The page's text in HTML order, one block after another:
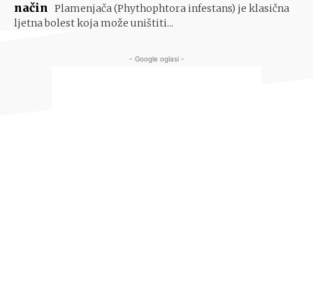
način Plamenjača (Phythophtora infestans) je klasična
ljetna bolest koja može uništiti...
- Google oglasi -